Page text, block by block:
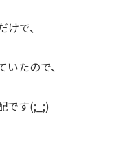
で、
たので、
です(;_;)